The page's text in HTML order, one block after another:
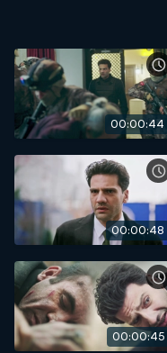
00:00:44
00:00:48
00:00:45